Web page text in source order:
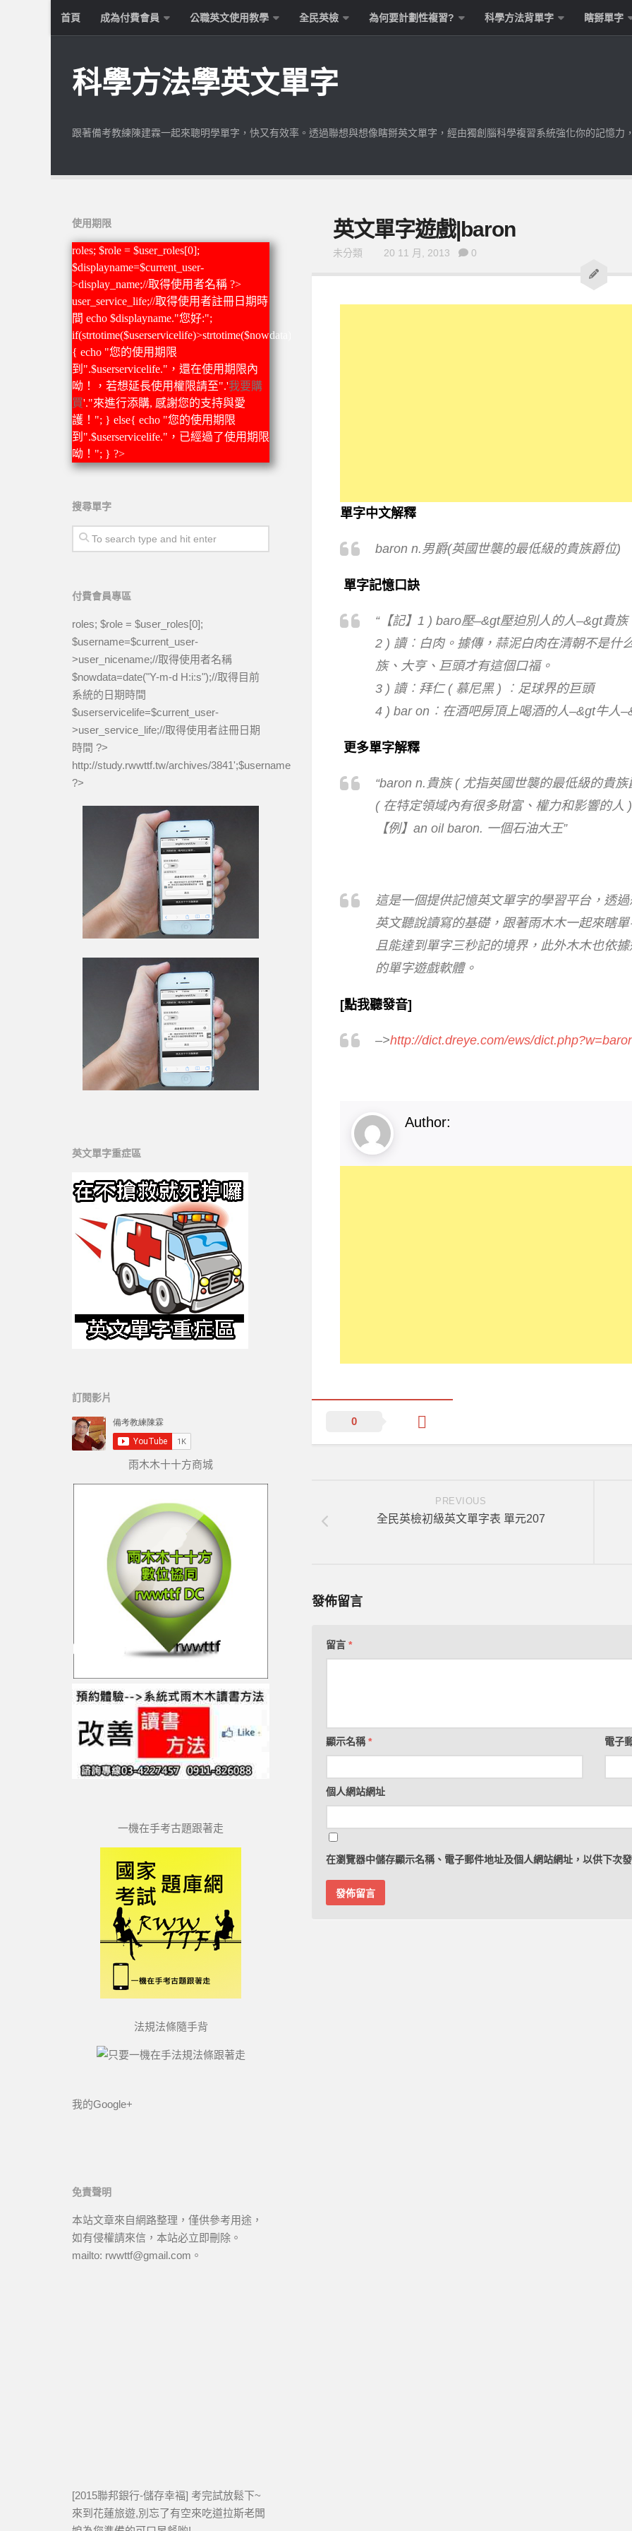
首頁 成為付費會員 公職英文使用教學 全民英檢 為何要計劃性複習? 科學方法背單字 瞎掰單字
科學方法學英文單字
跟著備考教練陳建霖一起來聰明學單字，快又有效率。透過聯想與想像瞎掰英文單字，經由獨創腦科學複習系統強化你的記憶力
英文單字遊戲|baron
未分類 20 11 月, 2013 0
單字中文解釋
baron n.男爵(英國世襲的最低級的貴族爵位)
單字記憶口訣
“【記】1 ) baro壓–&gt壓迫別人的人–&gt貴族
2 ) 讀︰白肉。據傳，蒜泥白肉在清朝不是什
族、大亨、巨頭才有這個口福。
3 ) 讀︰拜仁 ( 慕尼黑 ) ︰足球界的巨頭
4 ) bar on︰在酒吧房頂上喝酒的人–&gt牛人
更多單字解釋
“baron n.貴族 ( 尤指英國世襲的最低級的貴
( 在特定領域內有很多財富、權力和影響的人
【例】an oil baron. 一個石油大王”
這是一個提供記憶英文單字的學習平台，透
英文聽說讀寫的基礎，跟著雨木木一起來瞎
且能達到單字三秒記的境界，此外木木也依
的單字遊戲軟體。
[點我聽發音]
–>http://dict.dreye.com/ews/
Author:
0
PREVIOUS
全民英檢初級英文單字表 單元207
發佈留言
留言 *
顯示名稱* 電子
個人網站網址
在瀏覽器中儲存顯示名稱、電子郵件地址及個人網站網址，以供下次
使用期限
roles; $role = $user_roles[0];
$displayname=$current_user-
>display_name;//取得使用者名稱 ?>
user_service_life;//取得使用者註冊日期時
間 echo $displayname."您好:";
if(strtotime($userservicelife)>strtotime($nowdata))
{ echo "您的使用期限
到".$userservicelife."，還在使用期限內
呦！，若想延長使用權限請至".'我要購
買'."來進行添購, 感謝您的支持與愛
護！"; } else{ echo "您的使用期限
到".$userservicelife."，已經過了使用期限
呦！"; } ?>
搜尋單字
付費會員專區
roles; $role = $user_roles[0];
$username=$current_user-
>user_nicename;//取得使用者名稱
$nowdata=date("Y-m-d H:i:s");//取得目前
系統的日期時間
$userservicelife=$current_user-
>user_service_life;//取得使用者註冊日期
時間 ?>
http://study.rwwttf.tw/archives/3841';$username='tester';
?>
英文單字重症區
訂閱影片
雨木木十十方商城
一機在手考古題跟著走
法規法條隨手背
我的Google+
免責聲明
本站文章來自網路整理，僅供參考用途，
如有侵權請來信，本站必立即刪除。
mailto: rwwttf@gmail.com。
[2015聯邦銀行-儲存幸褔] 考完試放鬆下~
來到花蓮旅遊,別忘了有空來吃道拉斯老闆